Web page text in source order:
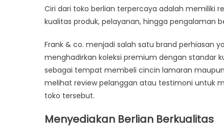
Ciri dari toko berlian terpercaya adalah memiliki
kualitas produk, pelayanan, hingga pengalaman
Frank & co. menjadi salah satu brand perhiasan
menghadirkan koleksi premium dengan standar
sebagai tempat membeli cincin lamaran
melihat review pelanggan atau testimoni untuk
toko tersebut.
Menyediakan Berlian Berkualitas